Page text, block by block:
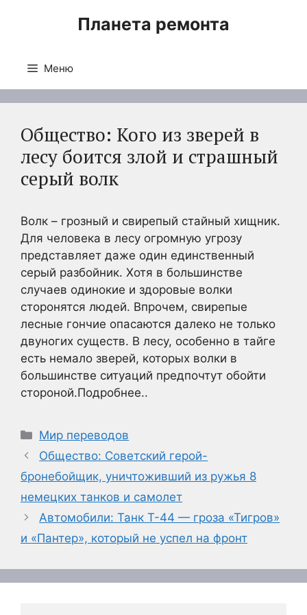
Планета ремонта
Меню
Общество: Кого из зверей в
лесу боится злой и страшный
серый волк
Волк – грозный и свирепый стайный хищник.
Для человека в лесу огромную угрозу
представляет даже один единственный
серый разбойник. Хотя в большинстве
случаев одинокие и здоровые волки
сторонятся людей. Впрочем, свирепые
лесные гончие опасаются далеко не только
двуногих существ. В лесу, особенно в тайге
есть немало зверей, которых волки в
большинстве ситуаций предпочтут обойти
стороной.Подробнее..
Рубрики
Мир переводов
Общество: Советский герой-
бронебойщик, уничтоживший из ружья 8
немецких танков и самолет
Автомобили: Танк Т-44 — гроза «Тигров»
и «Пантер», который не успел на фронт